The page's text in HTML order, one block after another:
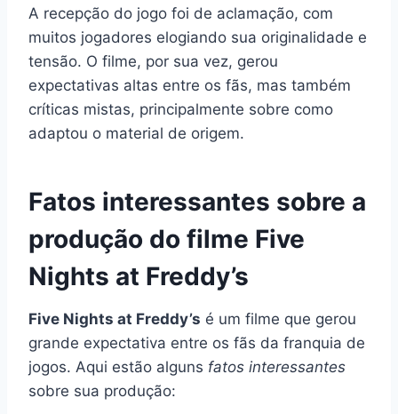
A recepção do jogo foi de aclamação, com
muitos jogadores elogiando sua originalidade e
tensão. O filme, por sua vez, gerou
expectativas altas entre os fãs, mas também
críticas mistas, principalmente sobre como
adaptou o material de origem.
Fatos interessantes sobre a
produção do filme Five
Nights at Freddy’s
Five Nights at Freddy’s é um filme que gerou
grande expectativa entre os fãs da franquia de
jogos. Aqui estão alguns fatos interessantes
sobre sua produção: